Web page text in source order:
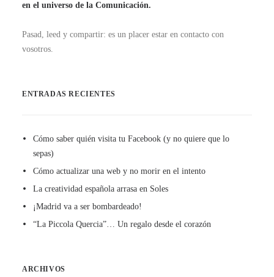
en el universo de la Comunicación.
Pasad, leed y compartir: es un placer estar en contacto con
vosotros.
ENTRADAS RECIENTES
Cómo saber quién visita tu Facebook (y no quiere que lo
sepas)
Cómo actualizar una web y no morir en el intento
La creatividad española arrasa en Soles
¡Madrid va a ser bombardeado!
“La Piccola Quercia”… Un regalo desde el corazón
ARCHIVOS